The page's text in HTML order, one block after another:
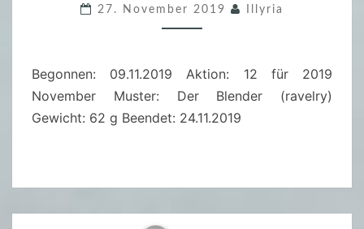
/
2
1
9
27. November 2019 Illyria
Begonnen: 09.11.2019 Aktion: 12 für 2019
November Muster: Der Blender (ravelry)
Gewicht: 62 g Beendet: 24.11.2019